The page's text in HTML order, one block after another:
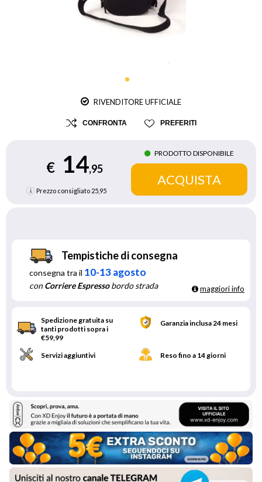
RIVENDITORE UFFICIALE
CONFRONTA PREFERITI
€ 14,95
Prezzo consigliato 25,95
PRODOTTO DISPONIBILE
Tempistiche di consegna
consegna tra il 10-13 agosto
conCorriere Espressobordo strada maggiori info
Spedizione gratuita su
tanti prodotti sopra i
€59,99
Garanzia inclusa 24 mesi
Servizi aggiuntivi Reso fino a 14 giorni